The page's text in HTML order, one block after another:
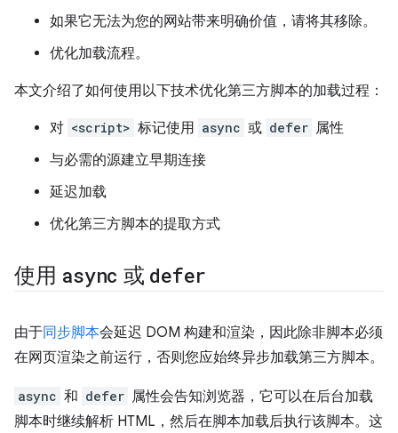
如果它无法为您的网站带来明确价值，请将其移除。
优化加载流程。
本文介绍了如何使用以下技术优化第三方脚本的加载过程：
对 <script> 标记使用 async 或 defer 属性
与必需的源建立早期连接
延迟加载
优化第三方脚本的提取方式
使用 async 或 defer
由于同步脚本会延迟 DOM 构建和渲染，因此除非脚本必须
在网页渲染之前运行，否则您应始终异步加载第三方脚本。
async 和 defer 属性会告知浏览器，它可以在后台加载
脚本时继续解析 HTML，然后在脚本加载后执行该脚本。这